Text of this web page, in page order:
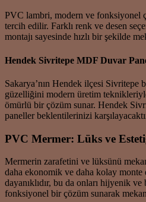
PVC lambri, modern ve fonksiyonel
tercih edilir. Farklı renk ve desen
montajı sayesinde hızlı bir şekilde
Hendek Sivritepe MDF Duvar
Sakarya’nın Hendek ilçesi Sivritepe
güzelliğini modern üretim
ömürlü bir çözüm sunar. Hendek
paneller beklentilerinizi
PVC Mermer: Lüks ve
Mermerin zarafetini ve lüksünü
daha ekonomik ve daha kolay
dayanıklıdır, bu da onları hijyenik
fonksiyonel bir çözüm sunarak